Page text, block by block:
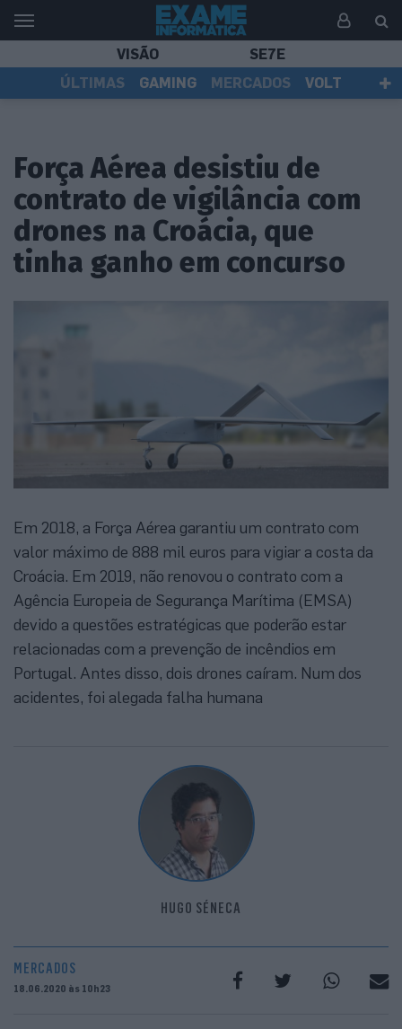
VISÃO
SE7E
ÚLTIMAS
GAMING MERCADOS
VOLT
Força Aérea desistiu de
contrato de vigilância com
drones na Croácia, que
tinha ganho em concurso
Em 2018, a Força Aérea garantiu um contrato com
valor máximo de 888 mil euros para vigiar a costa da
Croácia. Em 2019, não renovou o contrato com a
Agência Europeia de Segurança Marítima (EMSA)
devido a questões estratégicas que poderão estar
relacionadas com a prevenção de incêndios em
Portugal. Antes disso, dois drones caíram. Num dos
acidentes, foi alegada falha humana
HUGO SÉNECA
MERCADOS
18.06.2020 às 10h23